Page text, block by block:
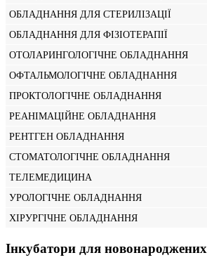
ОБЛАДНАННЯ ДЛЯ СТЕРИЛІЗАЦІЇ
ОБЛАДНАННЯ ДЛЯ ФІЗІОТЕРАПІЇ
ОТОЛАРИНГОЛОГІЧНЕ ОБЛАДНАННЯ
ОФТАЛЬМОЛОГІЧНЕ ОБЛАДНАННЯ
ПРОКТОЛОГІЧНЕ ОБЛАДНАННЯ
РЕАНІМАЦІЙНЕ ОБЛАДНАННЯ
РЕНТГЕН ОБЛАДНАННЯ
СТОМАТОЛОГІЧНЕ ОБЛАДНАННЯ
ТЕЛЕМЕДИЦИНА
УРОЛОГІЧНЕ ОБЛАДНАННЯ
ХІРУРГІЧНЕ ОБЛАДНАННЯ
Інкубатори для новонароджених